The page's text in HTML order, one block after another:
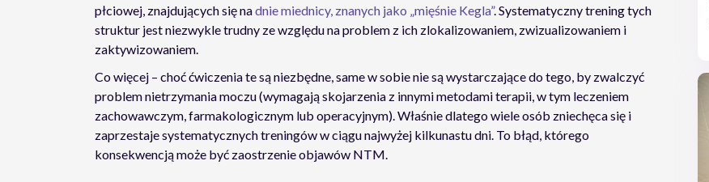
płciowej, znajdujących się nadnie miednicy, znanych jako „mięśnie Kegla”. Systematyczny trening tych
struktur jest niezwykle trudny ze względu na problem z ich zlokalizowaniem, zwizualizowaniem i
zaktywizowaniem.
Co więcej – choć ćwiczenia te są niezbędne, same w sobie nie są wystarczające do tego, by zwalczyć
problem nietrzymania moczu (wymagają skojarzenia z innymi metodami terapii, w tym leczeniem
zachowawczym, farmakologicznym lub operacyjnym). Właśnie dlatego wiele osób zniechęca się i
zaprzestaje systematycznych treningów w ciągu najwyżej kilkunastu dni. To błąd, którego
konsekwencją może być zaostrzenie objawów NTM.